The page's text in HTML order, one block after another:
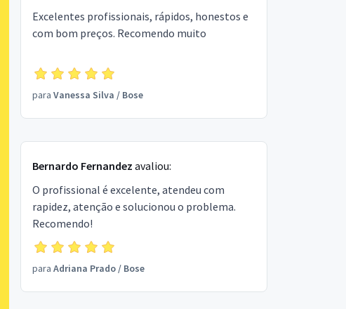
Excelentes profissionais, rápidos, honestos e
com bom preços. Recomendo muito
para Vanessa Silva / Bose
Bernardo Fernandez avaliou:
O profissional é excelente, atendeu com
rapidez, atenção e solucionou o problema.
Recomendo!
para Adriana Prado/ Bose